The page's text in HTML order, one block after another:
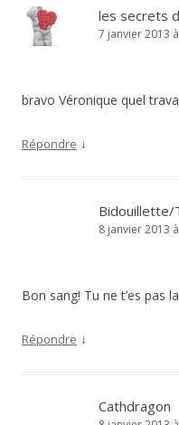
les secrets
7 janvier 2013
bravo Véronique quel
Répondre ↓
Bidouillette/
8 janvier 2013
Bon sang! Tu ne t’es pas
Répondre ↓
Cathdragon